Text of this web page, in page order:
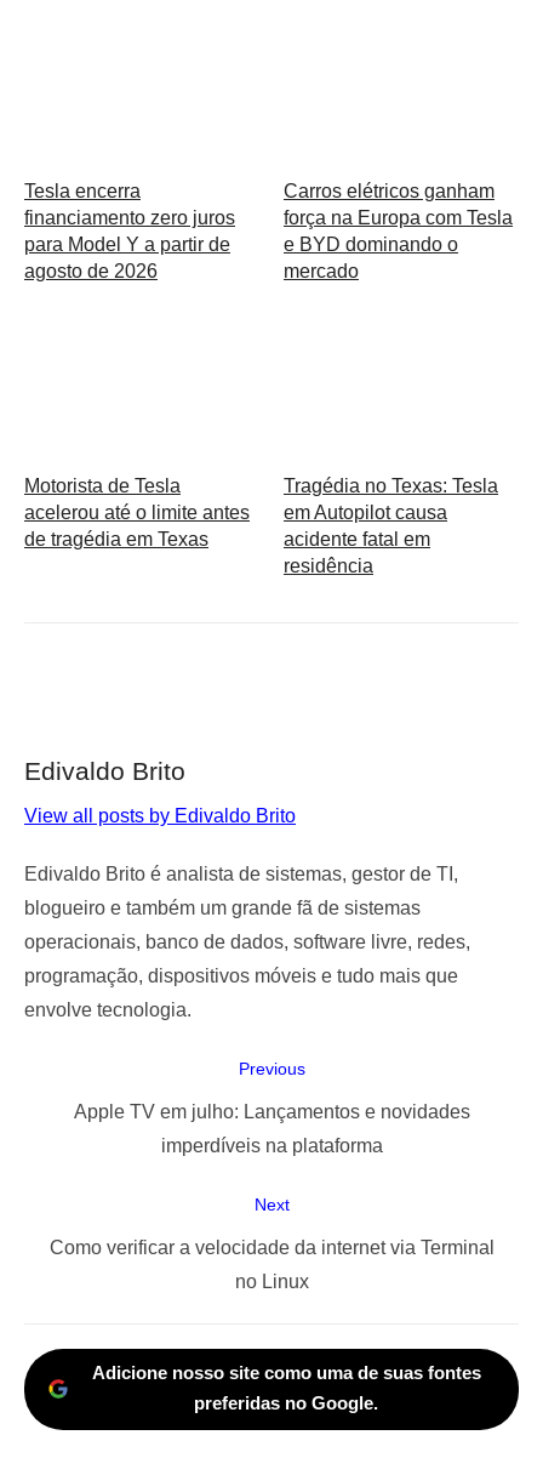
Tesla encerra
financiamento zero juros
para Model Y a partir de
agosto de 2026
Carros elétricos ganham
força na Europa com Tesla
e BYD dominando o
mercado
Motorista de Tesla
acelerou até o limite antes
de tragédia em Texas
Tragédia no Texas: Tesla
em Autopilot causa
acidente fatal em
residência
Edivaldo Brito
View all posts by Edivaldo Brito
Edivaldo Brito é analista de sistemas, gestor de TI,
blogueiro e também um grande fã de sistemas
operacionais, banco de dados, software livre, redes,
programação, dispositivos móveis e tudo mais que
envolve tecnologia.
Previous
Previous
Apple TV em julho: Lançamentos e novidades
imperdíveis na plataforma
Next
Next
Como verificar a velocidade da internet via Terminal
no Linux
Adicione nosso site como uma de suas fontes
preferidas no Google.